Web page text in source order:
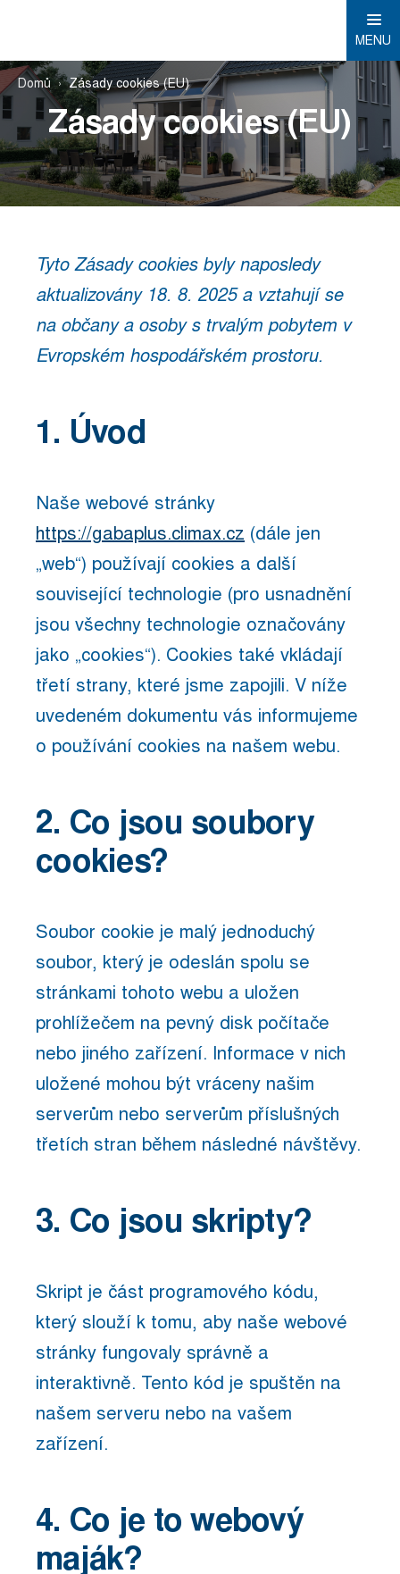
MENU
Domů Zásady cookies (EU)
Zásady cookies (EU)
Tyto Zásady cookies byly naposledy
aktualizovány 18. 8. 2025 a vztahují se
na občany a osoby s trvalým pobytem v
Evropském hospodářském prostoru.
1. Úvod
Naše webové stránky
https://gabaplus.climax.cz (dále jen
„web“) používají cookies a další
související technologie (pro usnadnění
jsou všechny technologie označovány
jako „cookies“). Cookies také vkládají
třetí strany, které jsme zapojili. V níže
uvedeném dokumentu vás informujeme
o používání cookies na našem webu.
2. Co jsou soubory
cookies?
Soubor cookie je malý jednoduchý
soubor, který je odeslán spolu se
stránkami tohoto webu a uložen
prohlížečem na pevný disk počítače
nebo jiného zařízení. Informace v nich
uložené mohou být vráceny našim
serverům nebo serverům příslušných
třetích stran během následné návštěvy.
3. Co jsou skripty?
Skript je část programového kódu,
který slouží k tomu, aby naše webové
stránky fungovaly správně a
interaktivně. Tento kód je spuštěn na
našem serveru nebo na vašem
zařízení.
4. Co je to webový
maják?